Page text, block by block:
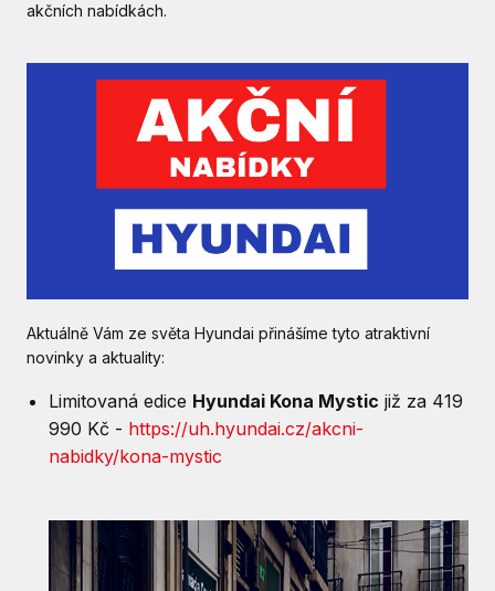
akčních nabídkách.
Aktuálně Vám ze světa Hyundai přinášíme tyto atraktivní
novinky a aktuality:
Limitovaná edice Hyundai Kona Mystic již za 419
990 Kč - https://uh.hyundai.cz/akcni-
nabidky/kona-mystic